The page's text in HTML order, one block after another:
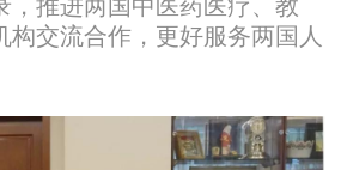
，推进两国中医药医疗、教
构交流合作，更好服务两国人